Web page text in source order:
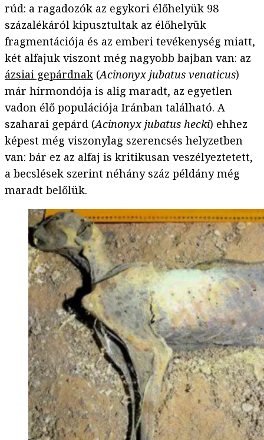
rúd: a ragadozók az egykori élőhelyük 98
százalékáról kipusztultak az élőhelyük
fragmentációja és az emberi tevékenység miatt,
két alfajuk viszont még nagyobb bajban van: az
ázsiai gepárdnak (Acinonyx jubatus venaticus)
már hírmondója is alig maradt, az egyetlen
vadon élő populációja Iránban található. A
szaharai gepárd (Acinonyx jubatus hecki) ehhez
képest még viszonylag szerencsés helyzetben
van: bár ez az alfaj is kritikusan veszélyeztetett,
a becslések szerint néhány száz példány még
maradt belőlük.